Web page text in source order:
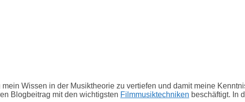
Wissen in der Musiktheorie zu vertiefen und damit meine
Blogbeitrag mit den wichtigsten Filmmusiktechniken beschäftigt. In